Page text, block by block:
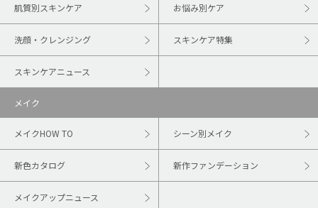
肌質別スキンケア お悩み別ケア
洗顔・クレンジング スキンケア特集
スキンケアニュース
メイク
メイクHOW TO シーン別メイク
新色カタログ 新作ファンデーション
メイクアップニュース